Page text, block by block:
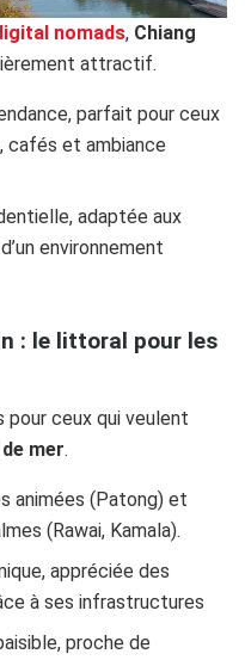
nomads, Chiang
attractif.
parfait pour ceux
cafés et ambiance
adaptée aux
environnement
: le littoral pour les
pour ceux qui veulent
mer.
animées (Patong) et
(Rawai, Kamala).
appréciée des
à ses infrastructures
proche de